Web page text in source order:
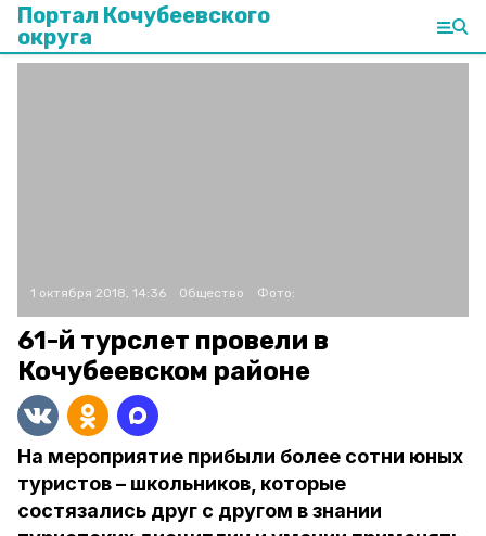
Портал Кочубеевского
округа
1 октября 2018, 14:36 Общество Фото:
61-й турслет провели в
Кочубеевском районе
На мероприятие прибыли более сотни юных
туристов – школьников, которые
состязались друг с другом в знании